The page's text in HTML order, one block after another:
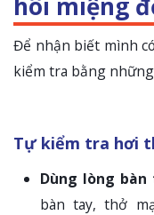
Để nhận biết mình
kiểm tra bằng
Tự kiểm tra hơi
Dùng lòng bàn
bàn tay, thở